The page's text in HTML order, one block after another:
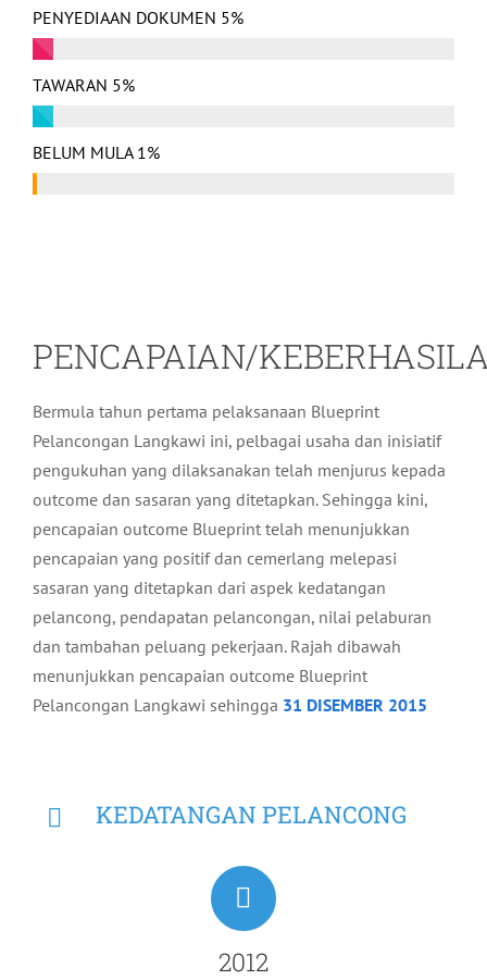
PENYEDIAAN DOKUMEN 5%
TAWARAN 5%
BELUM MULA 1%
PENCAPAIAN/
Bermula tahun pertama pelaksanaan Blueprint
Pelancongan Langkawi ini, pelbagai usaha dan inisiatif
pengukuhan yang dilaksanakan telah menjurus kepada
outcome dan sasaran yang ditetapkan. Sehingga kini,
pencapaian outcome Blueprint telah menunjukkan
pencapaian yang positif dan cemerlang melepasi
sasaran yang ditetapkan dari aspek kedatangan
pelancong, pendapatan pelancongan, nilai pelaburan
dan tambahan peluang pekerjaan. Rajah dibawah
menunjukkan pencapaian outcome Blueprint
Pelancongan Langkawi sehingga 31 DISEMBER 2015
KEDATANGAN PELANCONG
2012